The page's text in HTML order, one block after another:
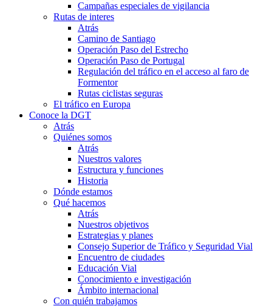
Campañas especiales de vigilancia
Rutas de interes
Atrás
Camino de Santiago
Operación Paso del Estrecho
Operación Paso de Portugal
Regulación del tráfico en el acceso al faro de
Formentor
Rutas ciclistas seguras
El tráfico en Europa
Conoce la DGT
Atrás
Quiénes somos
Atrás
Nuestros valores
Estructura y funciones
Historia
Dónde estamos
Qué hacemos
Atrás
Nuestros objetivos
Estrategias y planes
Consejo Superior de Tráfico y Seguridad Vial
Encuentro de ciudades
Educación Vial
Conocimiento e investigación
Ámbito internacional
Con quién trabajamos